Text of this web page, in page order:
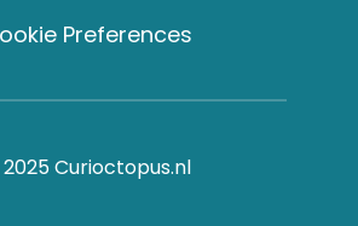
Preferences
Curioctopus.nl